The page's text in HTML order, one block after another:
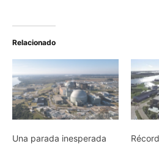
Relacionado
Una parada inesperada